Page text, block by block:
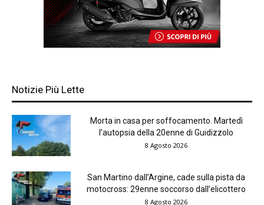
Notizie Più Lette
Morta in casa per soffocamento. Martedì
l’autopsia della 20enne di Guidizzolo
8 Agosto 2026
San Martino dall’Argine, cade sulla pista da
motocross: 29enne soccorso dall’elicottero
8 Agosto 2026